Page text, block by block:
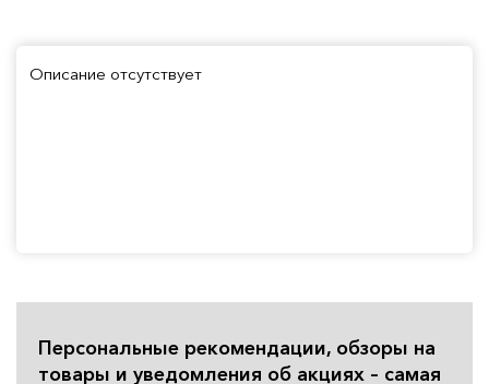
Описание отсутствует
Персональные рекомендации, обзоры на
товары и уведомления об акциях – самая